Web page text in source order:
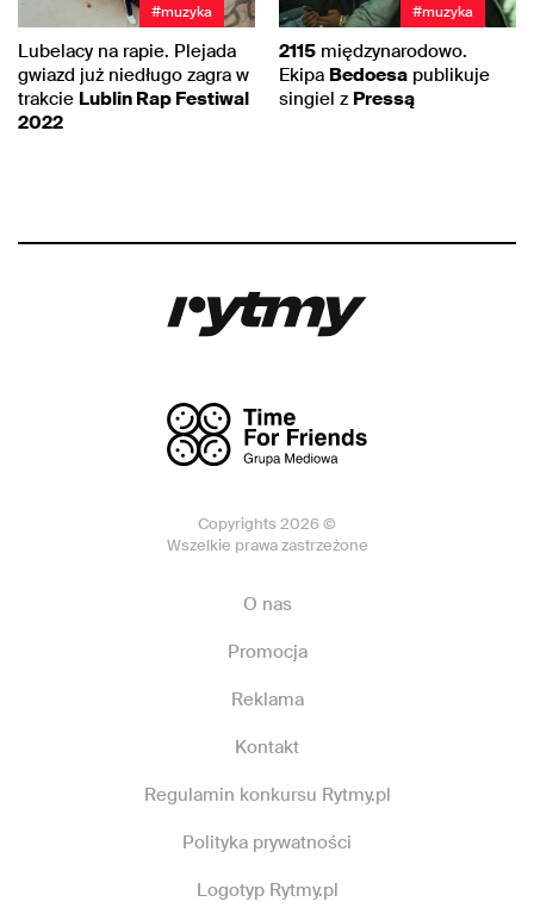
#muzyka
Lubelacy na rapie. Plejada
gwiazd już niedługo zagra w
trakcie Lublin Rap Festiwal
2022
#muzyka
2115 międzynarodowo.
Ekipa Bedoesa publikuje
singiel z Pressą
Copyrights 2026 ©
Wszelkie prawa zastrzeżone
O nas
Promocja
Reklama
Kontakt
Regulamin konkursu Rytmy.pl
Polityka prywatności
Logotyp Rytmy.pl